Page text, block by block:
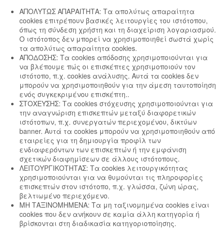
ΑΠΟΛΥΤΩΣ ΑΠΑΡΑΙΤΗΤΑ: Τα απολύτως απαραίτητα
cookies επιτρέπουν βασικές λειτουργίες του ιστότοπου,
όπως τη σύνδεση χρήστη και τη διαχείριση λογαριασμού.
Ο ιστότοπος δεν μπορεί να χρησιμοποιηθεί σωστά χωρίς
τα απολύτως απαραίτητα cookies.
ΑΠΟΔΟΣΗΣ: Τα cookies απόδοσης χρησιμοποιούνται για
να βλέπουμε πώς οι επισκέπτες χρησιμοποιούν τον
ιστότοπο, π.χ. cookies ανάλυσης. Αυτά τα cookies δεν
μπορούν να χρησιμοποιηθούν για την άμεση ταυτοποίηση
ενός συγκεκριμένου επισκέπτη..
ΣΤΟΧΕΥΣΗΣ: Τα cookies στόχευσης χρησιμοποιούνται για
την αναγνώριση επισκεπτών μεταξύ διαφορετικών
ιστότοπων, π.χ. συνεργατών περιεχομένου, δικτύων
banner. Αυτά τα cookies μπορούν να χρησιμοποιηθούν από
εταιρείες για τη δημιουργία προφίλ των
ενδιαφερόντων των επισκεπτών ή την εμφάνιση
σχετικών διαφημίσεων σε άλλους ιστότοπους.
ΛΕΙΤΟΥΡΓΙΚΟΤΗΤΑΣ: Τα cookies λειτουργικότητας
χρησιμοποιούνται για να θυμούνται τις πληροφορίες
επισκεπτών στον ιστότοπο, π.χ. γλώσσα, ζώνη ώρας,
βελτιωμένο περιεχόμενο.
ΜΗ ΤΑΞΙΝΟΜΗΜΕΝΑ: Τα μη ταξινομημένα cookies είναι
cookies που δεν ανήκουν σε καμία άλλη κατηγορία ή
βρίσκονται στη διαδικασία κατηγοριοποίησης.